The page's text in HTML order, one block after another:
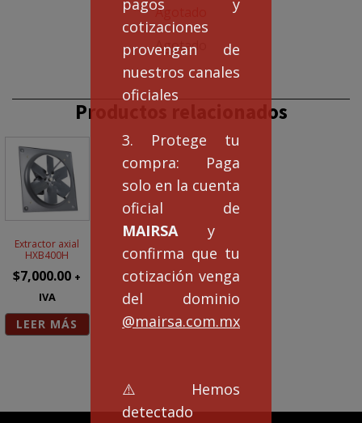
cotizaciones
provengan de
nuestros canales
oficiales
3. Protege tu
compra: Paga
solo en la cuenta
oficial de
MAIRSA y
confirma que tu
cotización venga
del dominio
@mairsa.com.mx
⚠️Hemos
detectado
Agotado
Agotado
Productos relacionados
Extractor axial
HXB400H
$7,000.00 +
IVA
LEER MÁS